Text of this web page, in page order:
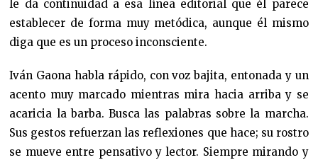
le da continuidad a esa línea editorial que él parece
establecer de forma muy metódica, aunque él mismo
diga que es un proceso inconsciente.
Iván Gaona habla rápido, con voz bajita, entonada y un
acento muy marcado mientras mira hacia arriba y se
acaricia la barba. Busca las palabras sobre la marcha.
Sus gestos refuerzan las reflexiones que hace; su rostro
se mueve entre pensativo y lector. Siempre mirando y